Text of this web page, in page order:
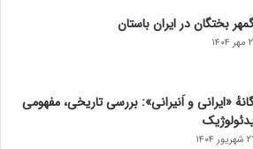
بختگان در ایران باستان
«ایرانی و اَنیرانی»: بررسی تاریخی، مفهومی
۱۴۰۴